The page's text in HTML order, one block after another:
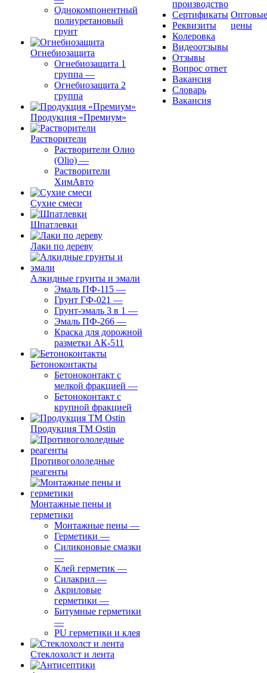
Однокомпонентный
полиуретановый
грунт
Огнебиозащита
Огнебиозащита 1
группа —
Огнебиозащита 2
группа
Продукция «Премиум»
Растворители
Растворители Олио
(Olio) —
Растворители
ХимАвто
Сухие смеси
Шпатлевки
Лаки по дереву
Алкидные грунты и эмали
Эмаль ПФ-115 —
Грунт ГФ-021 —
Грунт-эмаль 3 в 1 —
Эмаль ПФ-266 —
Краска для дорожной
разметки АК-511
Бетоноконтакты
Бетоноконтакт с
мелкой фракцией —
Бетоноконтакт с
крупной фракцией
Продукция ТМ Ostin
Противогололедные
реагенты
Монтажные пены и
герметики
Монтажные пены —
Герметики —
Силиконовые смазки
—
Клей герметик —
Силакрил —
Акриловые
герметики —
Битумные герметики
—
PU герметики и клея
Стеклохолст и лента
производство
Сертификаты
Реквизиты
Колеровка
Видеоотзывы
Отзывы
Вопрос ответ
Вакансия
Словарь
Вакансия
Оптовые
цены